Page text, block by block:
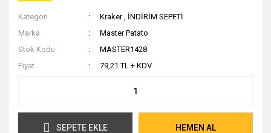
Kategori Kraker , İNDİRİM SEPETİ
Marka
Master Patato
Stok Kodu
MASTER1428
Fiyat
79,21 TL + KDV
SEPETE EKLE HEMEN AL